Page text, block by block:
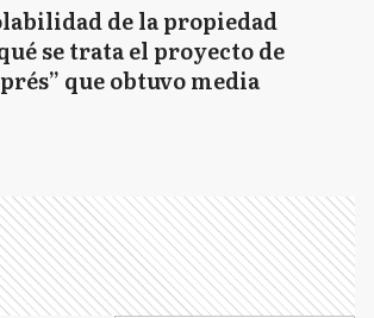
de la propiedad
se trata el proyecto de
que obtuvo media